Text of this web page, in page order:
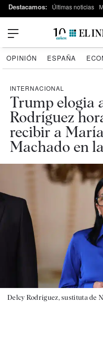
Destacamos: Últimas noticias
OPINIÓN ESPAÑA
INTERNACIONAL
Trump elogia
Rodríguez
recibir a
Machado en
Delcy Rodríguez, sustituta de